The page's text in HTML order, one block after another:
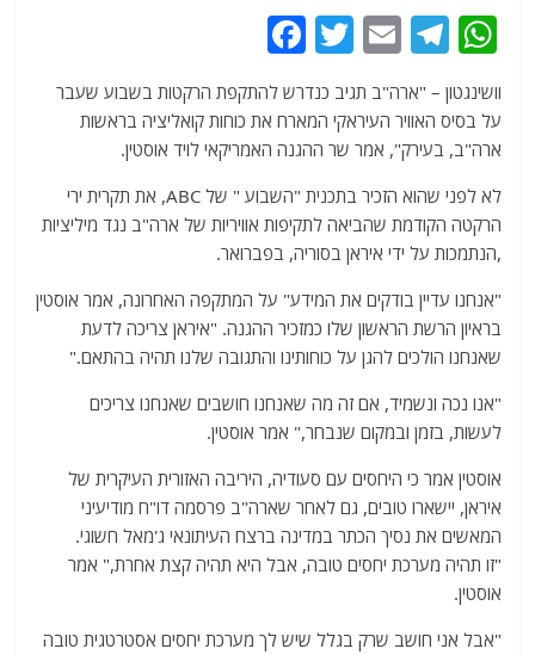
W
at
s
A
p
p
T
e
g
ra
m
E
ai
l
T
itt
er
c
e
b
o
o
k
וושינגטון – "ארה"ב תגיב כנדרש להתקפת הרקטות בשבוע שעבר
על בסיס האוויר העיראקי המארח את כוחות קואליציה בראשות
ארה"ב, בעירק", אמר שר ההגנה האמריקאי לויד אוסטין.
לא לפני שהוא הזכיר בתכנית "השבוע " של ABC, את תקרית ירי
הרקטה הקודמת שהביאה לתקיפות אוויריות של ארה"ב נגד מיליציות
,הנתמכות על ידי איראן בסוריה, בפברואר.
"אנחנו עדיין בודקים את המידע" על המתקפה האחרונה, אמר אוסטין
בראיון הרשת הראשון שלו כמזכיר ההגנה. "איראן צריכה לדעת
שאנחנו הולכים להגן על כוחותינו והתגובה שלנו תהיה בהתאם."
"אנו נכה ונשמיד, אם זה מה שאנחנו חושבים שאנחנו צריכים
לעשות, בזמן ובמקום שנבחר," אמר אוסטין.
אוסטין אמר כי היחסים עם סעודיה, היריבה האזורית העיקרית של
איראן, יישארו טובים, גם לאחר שארה"ב פרסמה דו"ח מודיעיני
המאשים את נסיך הכתר במדינה ברצח העיתונאי ג'מאל חשוגי.
"זו תהיה מערכת יחסים טובה, אבל היא תהיה קצת אחרת," אמר
אוסטין.
"אבל אני חושב שרק בגלל שיש לך מערכת יחסים אסטרטגית טובה